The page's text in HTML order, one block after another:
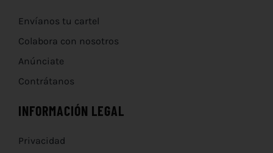
Envíanos tu cartel
Colabora con nosotros
Anúnciate
Contrátanos
INFORMACIÓN LEGAL
Privacidad